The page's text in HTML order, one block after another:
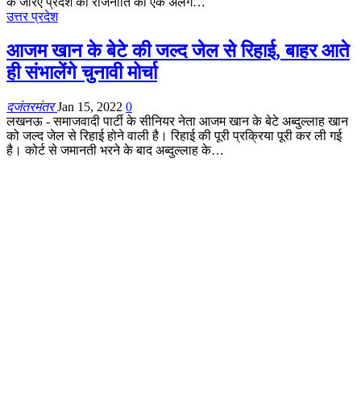
उत्तर प्रदेश
आजम खान के बेटे की जल्द जेल से रिहाई, बाहर आते
ही संभालेंगे चुनावी मोर्चा
दजंतरमंतरJan 15, 2022 0
लखनऊ - समाजवादी पार्टी के सीनियर नेता आजम खान के बेटे अब्दुल्लाह खान
को जल्द जेल से रिहाई होने वाली है। रिहाई की पूरी प्रक्रिया पूरी कर ली गई
है। कोर्ट से जमानती भरने के बाद अब्दुल्लाह के…